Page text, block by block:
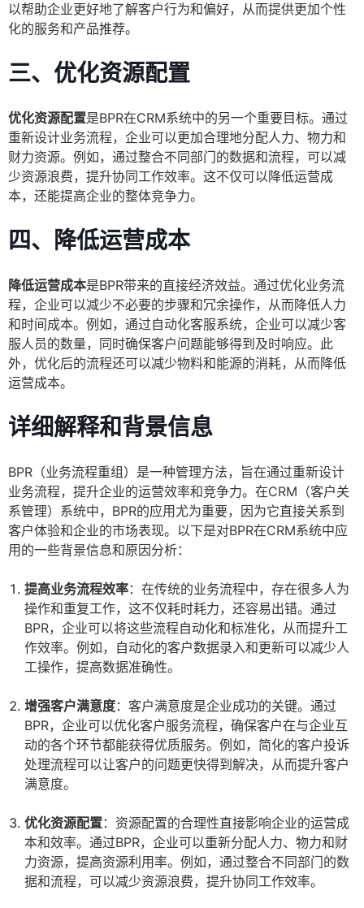
以帮助企业更好地了解客户行为和偏好，从而提供更加个性
化的服务和产品推荐。
三、优化资源配置
优化资源配置是BPR在CRM系统中的另一个重要目标。通过
重新设计业务流程，企业可以更加合理地分配人力、物力和
财力资源。例如，通过整合不同部门的数据和流程，可以减
少资源浪费，提升协同工作效率。这不仅可以降低运营成
本，还能提高企业的整体竞争力。
四、降低运营成本
降低运营成本是BPR带来的直接经济效益。通过优化业务流
程，企业可以减少不必要的步骤和冗余操作，从而降低人力
和时间成本。例如，通过自动化客服系统，企业可以减少客
服人员的数量，同时确保客户问题能够得到及时响应。此
外，优化后的流程还可以减少物料和能源的消耗，从而降低
运营成本。
详细解释和背景信息
BPR（业务流程重组）是一种管理方法，旨在通过重新设计
业务流程，提升企业的运营效率和竞争力。在CRM（客户关
系管理）系统中，BPR的应用尤为重要，因为它直接关系到
客户体验和企业的市场表现。以下是对BPR在CRM系统中应
用的一些背景信息和原因分析：
提高业务流程效率：在传统的业务流程中，存在很多人为
操作和重复工作，这不仅耗时耗力，还容易出错。通过
BPR，企业可以将这些流程自动化和标准化，从而提升工
作效率。例如，自动化的客户数据录入和更新可以减少人
工操作，提高数据准确性。
增强客户满意度：客户满意度是企业成功的关键。通过
BPR，企业可以优化客户服务流程，确保客户在与企业互
动的各个环节都能获得优质服务。例如，简化的客户投诉
处理流程可以让客户的问题更快得到解决，从而提升客户
满意度。
优化资源配置：资源配置的合理性直接影响企业的运营成
本和效率。通过BPR，企业可以重新分配人力、物力和财
力资源，提高资源利用率。例如，通过整合不同部门的数
据和流程，可以减少资源浪费，提升协同工作效率。